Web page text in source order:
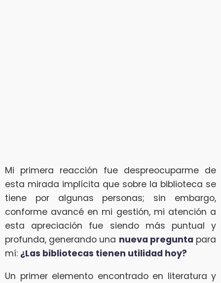
Mi primera reacción fue despreocuparme de
esta mirada implícita que sobre la biblioteca se
tiene por algunas personas; sin embargo,
conforme avancé en mi gestión, mi atención a
esta apreciación fue siendo más puntual y
profunda, generando una nueva pregunta para
mí: ¿Las bibliotecas tienen utilidad hoy?
Un primer elemento encontrado en literatura y